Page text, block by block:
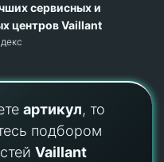
сервисных и
центров Vaillant
артикул, то
подбором
Vaillant